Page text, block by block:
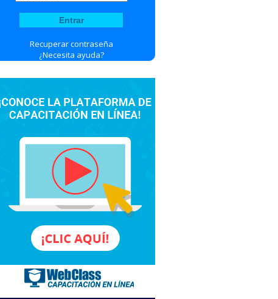
Recuperar contraseña
¿Necesita ayuda?